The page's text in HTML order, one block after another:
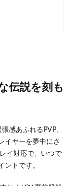
伝説を刻も
感あふれるPVP、
イヤーを夢中にさ
イ対応で、いつで
ントです。